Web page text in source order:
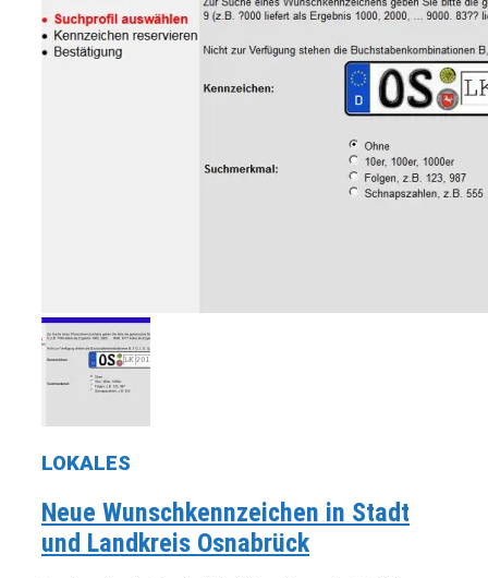
LOKALES
Neue Wunschkennzeichen in Stadt
und Landkreis Osnabrück